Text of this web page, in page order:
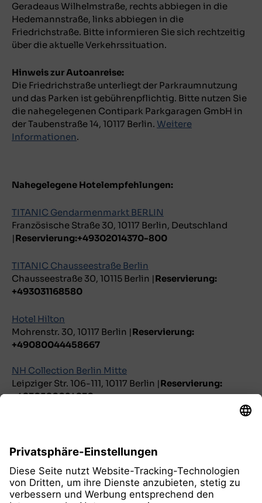
Geradeaus Wilhelmstraße, rechts abbiegen in die
Hedemannstraße, links abbiegen in die
Friedrichstraße. Bitte informieren Sie sich rechtzeitig
über die aktuelle Verkehrssituation.
Hinweis zur Autoanreise:
Die Friedrichstraße unterliegt der Parkraumnutzung
und das Parken ist gebührenpflichtig. Bitte nutzen Sie
die nahegelegenen Contipark Parkgaragen GmbH in
der Taubenstraße 14, 10117 Berlin. Weitere
Informationen.
Nahegelegene Hotelempfehlungen:
TITANIC Gendarmenmarkt BERLIN
Französische Straße 30, 10117 Berlin, Deutschland
|Reservierung:+49302014370-800
TITANIC Chausseestraße Berlin
Chausseestraße 30, 10115 Berlin |Reservierung:
+493031168580
Hotel Hilton
Mohrenstr. 30, 10117 Berlin |Reservierung:
+49080044458667
NH Collection Berlin Mitte
Leipziger Str. 106-111, 10117 Berlin |Reservierung:
+4930590024930
|Corporate.booking@novum-hotels.de